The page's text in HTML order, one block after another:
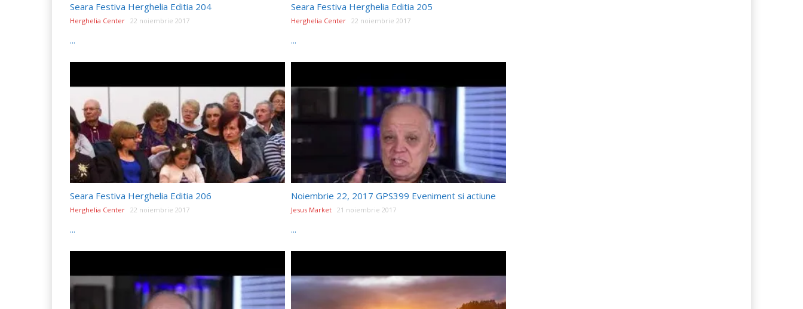
Seara Festiva Herghelia Editia 204
Herghelia Center 22 noiembrie 2017
...
Seara Festiva Herghelia Editia 205
Herghelia Center 22 noiembrie 2017
...
Seara Festiva Herghelia Editia 206
Herghelia Center 22 noiembrie 2017
...
Noiembrie 22, 2017 GPS399 Eveniment si actiune
Jesus Market 21 noiembrie 2017
...